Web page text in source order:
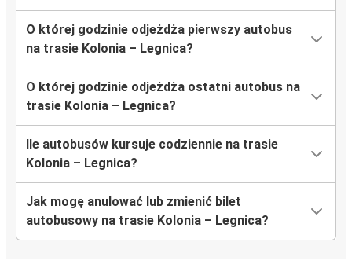
O której godzinie odjeżdża pierwszy autobus
na trasie Kolonia – Legnica?
O której godzinie odjeżdża ostatni autobus na
trasie Kolonia – Legnica?
Ile autobusów kursuje codziennie na trasie
Kolonia – Legnica?
Jak mogę anulować lub zmienić bilet
autobusowy na trasie Kolonia – Legnica?